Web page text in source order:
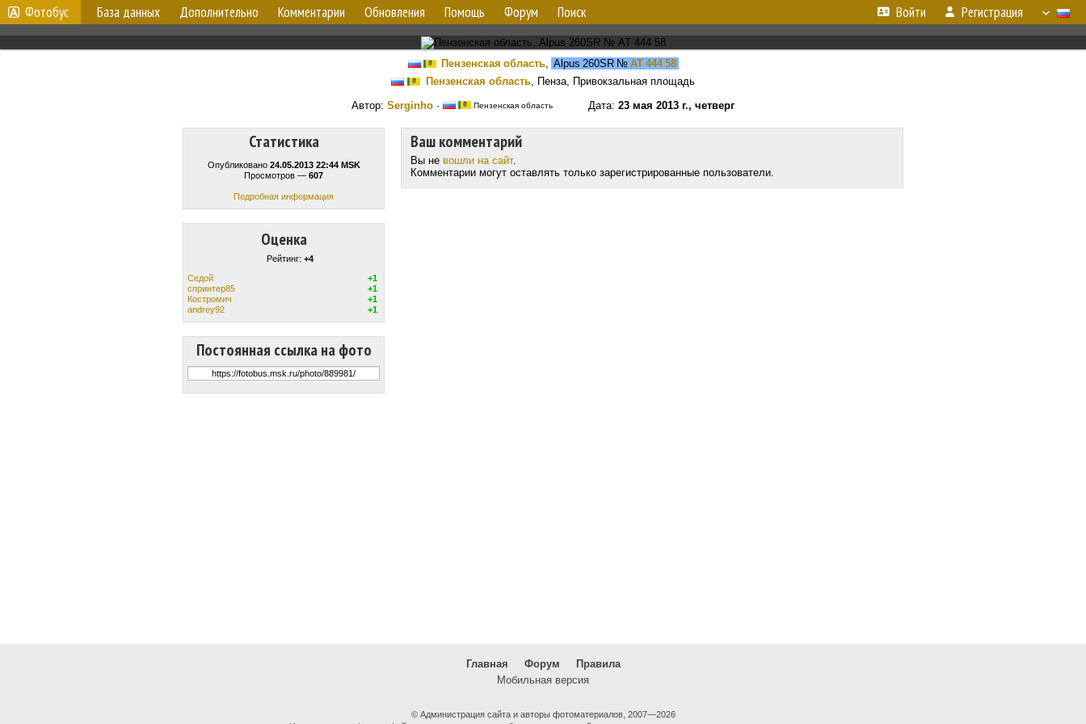
Фотобус База данных Дополнительно Комментарии Обновления Помощь Форум Поиск Войти Регистрация
Пензенская область, Alpus 260SR№ АТ 444 58
Пензенская область, Пенза, Привокзальная площадь
Автор: Serginho · Пензенская область Дата: 23 мая 2013 г., четверг
Статистика
Опубликовано 24.05.2013 22:44 MSK
Просмотров — 607
Подробная информация
Оценка
Рейтинг: +4
Cедой
+1
спринтер85
+1
Костромич
+1
andrey92
+1
Постоянная ссылка на фото
Ваш комментарий
Вы не вошли на сайт.
Комментарии могут оставлять только зарегистрированные пользователи.
Главная Форум
Правила
Мобильная версия
© Администрация сайта и авторы фотоматериалов, 2007—2026